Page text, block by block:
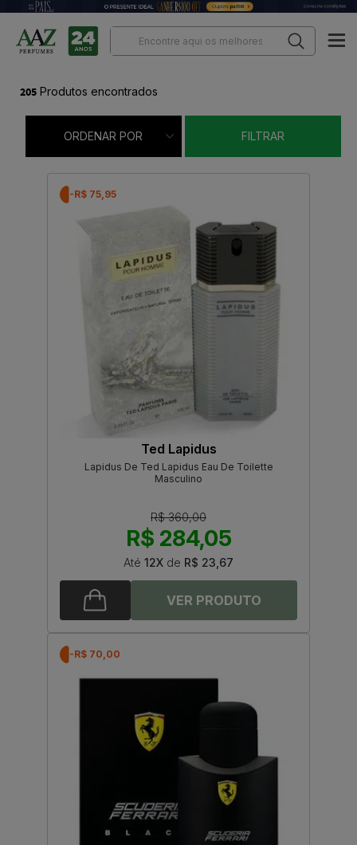
205 Produtos encontrados
ORDENAR POR FILTRAR
-R$ 75,95
Ted Lapidus
Lapidus De Ted Lapidus Eau De Toilette
Masculino
R$ 360,00
R$ 284,05
Até 12X de R$ 23,67
-R$ 70,00